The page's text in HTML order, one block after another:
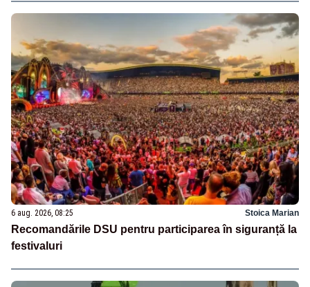
6 aug. 2026, 08:25 Stoica Marian
Recomandările DSU pentru participarea în siguranță la
festivaluri